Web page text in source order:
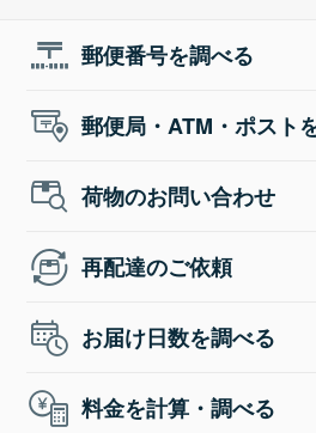
郵便番号を調べる
郵便局・ATM・ポスト
荷物のお問い合わせ
再配達のご依頼
お届け日数を調べる
料金を計算・調べる